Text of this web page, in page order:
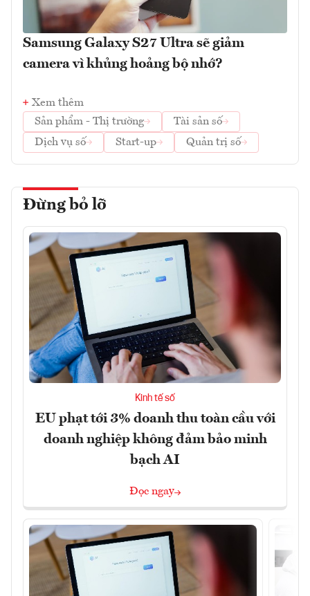
Samsung Galaxy S27 Ultra sẽ giảm
camera vì khủng hoảng bộ nhớ?
Xem thêm
Sản phẩm - Thị trường
Tài sản số
Dịch vụ số
Start-up Quản trị số
Đừng bỏ lỡ
Kinh tế số
EU phạt tới 3% doanh thu toàn cầu với
doanh nghiệp không đảm bảo minh
bạch AI
Đọc ngay